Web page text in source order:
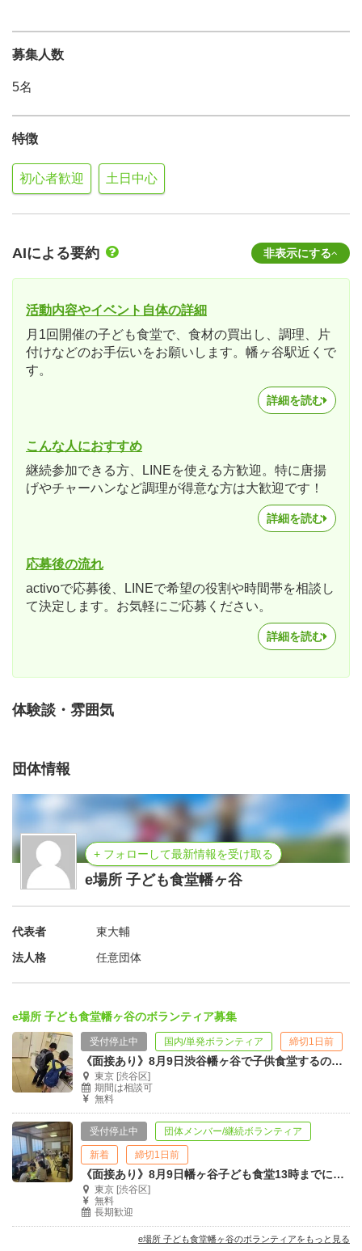
募集人数
5名
特徴
初心者歓迎 土日中心
AIによる要約 非表示にする
活動内容やイベント自体の詳細
月1回開催の子ども食堂で、食材の買出し、調理、片
付けなどのお手伝いをお願いします。幡ヶ谷駅近くで
す。
詳細を読む
こんな人におすすめ
継続参加できる方、LINEを使える方歓迎。特に唐揚
げやチャーハンなど調理が得意な方は大歓迎です！
詳細を読む
応募後の流れ
activoで応募後、LINEで希望の役割や時間帯を相談し
て決定します。お気軽にご応募ください。
詳細を読む
体験談・雰囲気
団体情報
+ フォローして最新情報を受け取る
e場所 子ども食堂幡ヶ谷
代表者
東大輔
法人格
任意団体
e場所 子ども食堂幡ヶ谷のボランティア募集
受付停止中 国内/単発ボランティア 締切1日前
《面接あり》8月9日渋谷幡ヶ谷で子供食堂するので片付けボランティア募集18時まで
東京 [渋谷区]
期間は相談可
無料
受付停止中 団体メンバー/継続ボランティア
新着 締切1日前
《面接あり》8月9日幡ヶ谷子ども食堂13時までに来れる方調理補助ボランティア
東京 [渋谷区]
無料
長期歓迎
e場所 子ども食堂幡ヶ谷のボランティアをもっと見る